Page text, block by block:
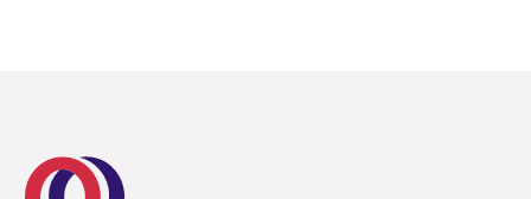
Pårørendealliansen